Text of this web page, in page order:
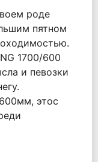
роде
пятном
1700/600
и певозки
этос